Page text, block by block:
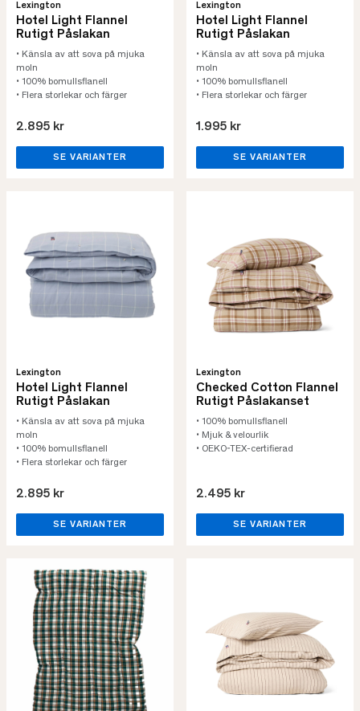
Lexington
Hotel Light Flannel
Rutigt Påslakan
• Känsla av att sova på mjuka
moln
• 100% bomullsflanell
• Flera storlekar och färger
2.895 kr
SE VARIANTER
Lexington
Hotel Light Flannel
Rutigt Påslakan
• Känsla av att sova på mjuka
moln
• 100% bomullsflanell
• Flera storlekar och färger
1.995 kr
SE VARIANTER
Lexington
Hotel Light Flannel
Rutigt Påslakan
• Känsla av att sova på mjuka
moln
• 100% bomullsflanell
• Flera storlekar och färger
2.895 kr
SE VARIANTER
Lexington
Checked Cotton Flannel
Rutigt Påslakanset
• 100% bomullsflanell
• Mjuk & velourlik
• OEKO-TEX-certifierad
2.495 kr
SE VARIANTER